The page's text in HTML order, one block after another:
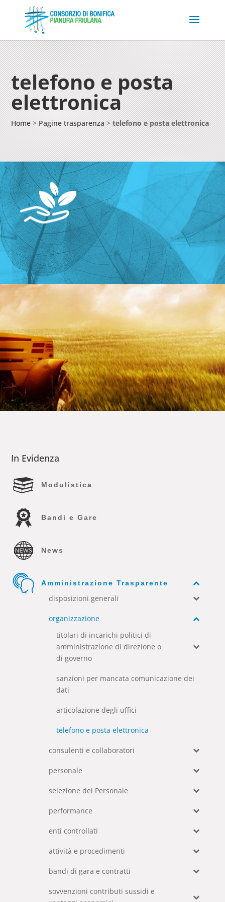
telefono e posta
elettronica
Home>Pagine trasparenza>telefono e posta elettronica
In Evidenza
Modulistica
Bandi e Gare
News
Amministrazione Trasparente
disposizioni generali
organizzazione
titolari di incarichi politici di
amministrazione di direzione o
di governo
sanzioni per mancata comunicazione dei
dati
articolazione degli uffici
telefono e posta elettronica
consulenti e collaboratori
personale
selezione del Personale
performance
enti controllati
attività e procedimenti
bandi di gara e contratti
sovvenzioni contributi sussidi e